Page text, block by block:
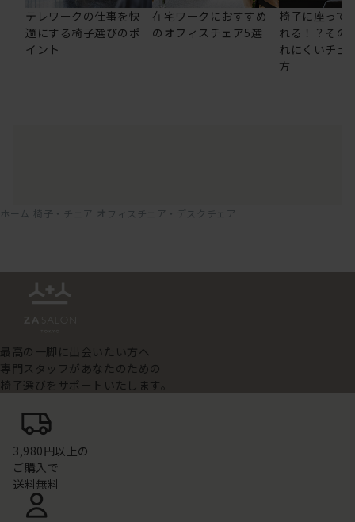
テレワークの仕事を快
適にする椅子選びのポ
イント
在宅ワークにおすすめ
のオフィスチェア5選
椅子に座って
れる！？その
れにくいチェ
方
ホーム 椅子・チェア オフィスチェア・デスクチェア
最高の一脚に出会いたい方へ
専門スタッフがあなたのための
椅子選びをサポートいたします。
3,980円以上の
ご購入で
送料無料